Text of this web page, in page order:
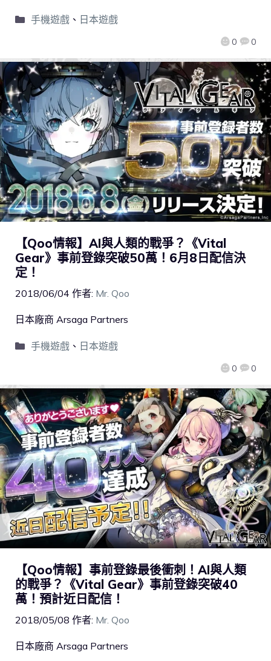
0 0
手機遊戲、 日本遊戲
【Qoo情報】AI與人類的戰爭？《Vital
Gear》事前登錄突破50萬！6月8日配信決
定！
2018/06/04 作者: Mr. Qoo
0 0
日本廠商 Arsaga Partners
手機遊戲、 日本遊戲
【Qoo情報】事前登錄最後衝刺！AI與人類
的戰爭？《Vital Gear》事前登錄突破40
萬！預計近日配信！
2018/05/08 作者: Mr. Qoo
日本廠商 Arsaga Partners